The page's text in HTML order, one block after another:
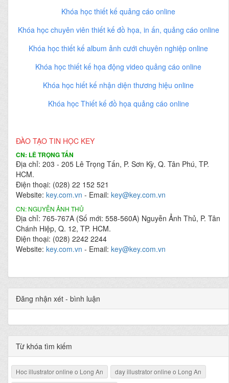
Khóa học thiết kế quảng cáo online
Khóa học chuyên viên thiết kế đồ họa, in ấn, quảng cáo online
Khóa học thiết kế album ảnh cưới chuyên nghiệp online
Khóa học thiết kế họa động video quảng cáo online
Khóa học hiết kế nhận diện thương hiệu online
Khóa học Thiết kế đồ họa quảng cáo online
ĐÀO TẠO TIN HỌC KEY
CN: LÊ TRỌNG TẤN
Địa chỉ: 203 - 205 Lê Trọng Tấn, P. Sơn Kỳ, Q. Tân Phú, TP.
HCM.
Điện thoại: (028) 22 152 521
Website: key.com.vn - Email: key@key.com.vn
CN: NGUYỄN ẢNH THỦ
Địa chỉ: 765-767A (Số mới: 558-560A) Nguyễn Ảnh Thủ, P. Tân
Chánh Hiệp, Q. 12, TP. HCM.
Điện thoại: (028) 2242 2244
Website: key.com.vn - Email: key@key.com.vn
Đăng nhận xét - bình luận
Từ khóa tìm kiếm
Hoc illustrator online o Long An
day illustrator online o Long An